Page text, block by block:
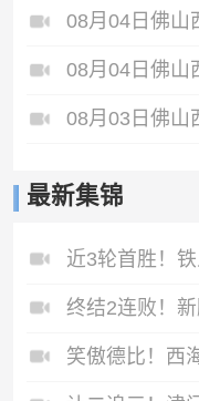
最新集锦